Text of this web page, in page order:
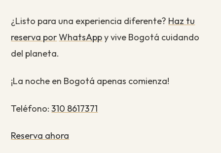
¿Listo para una experiencia diferente? Haz tu
reserva porWhatsAppy vive Bogotá cuidando
del planeta.
¡La noche en Bogotá apenas comienza!
Teléfono:310 8617371
Reserva ahora